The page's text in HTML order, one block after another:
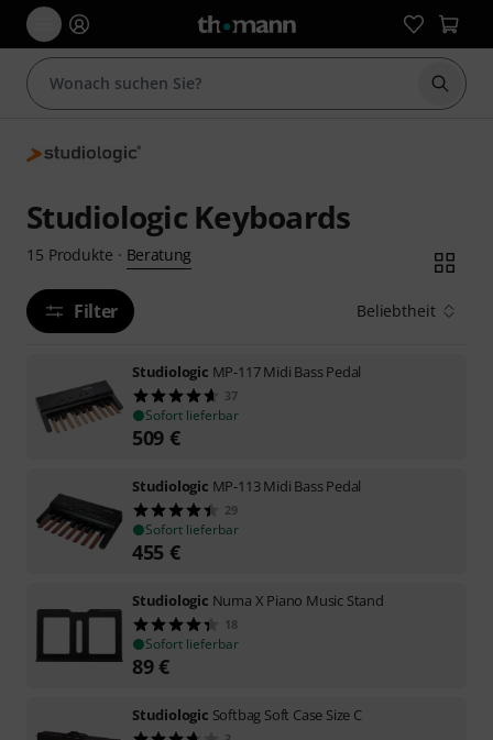
Suche
Studiologic Keyboards
15 Produkte · Beratung
Filter Beliebtheit
Studiologic MP-117 Midi Bass Pedal
37
Sofort lieferbar
509 €
Studiologic MP-113 Midi Bass Pedal
29
Sofort lieferbar
455 €
Studiologic Numa X Piano Music Stand
18
Sofort lieferbar
89€
Studiologic Softbag Soft Case Size C